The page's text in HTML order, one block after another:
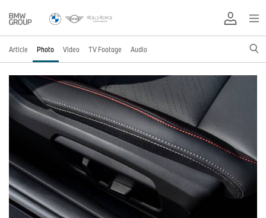
Article Photo Video TV Footage Audio